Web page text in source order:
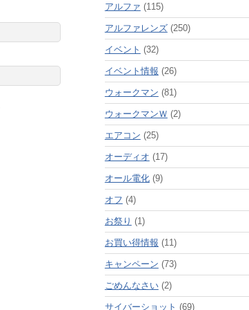
アルファ (115)
アルファレンズ(250)
イベント (32)
イベント情報 (26)
ウォークマン (81)
ウォークマンＷ (2)
エアコン (25)
オーディオ (17)
オール電化(9)
オフ (4)
お祭り (1)
お買い得情報 (11)
キャンペーン (73)
ごめんなさい(2)
サイバーショット (69)